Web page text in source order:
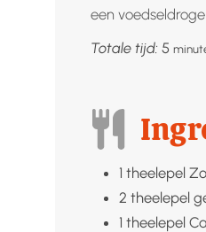
een
Totale tijd: 5
1 theelepel
2 theelepel
1 theelepel